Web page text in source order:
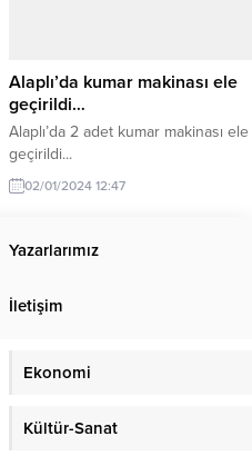
Alaplı’da kumar makinası ele
geçirildi…
Alaplı’da 2 adet kumar makinası ele
geçirildi...
02/01/2024 12:47
Yazarlarımız
İletişim
Ekonomi
Kültür-Sanat